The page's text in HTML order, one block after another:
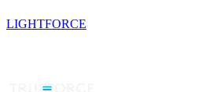
LIGHTFORCE